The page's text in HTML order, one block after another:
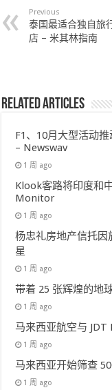
Previous
泰国最适合独自旅
店 – 米其林指南
Related Articles
F1、10月大型活动
– Newswav
1 周 ago
Klook客路将印度和
Monitor
1 周 ago
杨忠礼房地产信托
星
1 周 ago
带着 25 张辉煌的地
1 周 ago
马来西亚航空与 JDT
1 周 ago
马来西亚开始筛查
1 周 ago